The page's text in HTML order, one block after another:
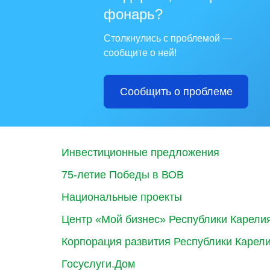
фонарь?
Столкнулись с проблемой —
сообщите о ней!
Сообщить о проблеме
Инвестиционные предложения
75-летие Победы в ВОВ
Национальные проекты
Центр «Мой бизнес» Республики
Корпорация развития Республики
Госуслуги.Дом